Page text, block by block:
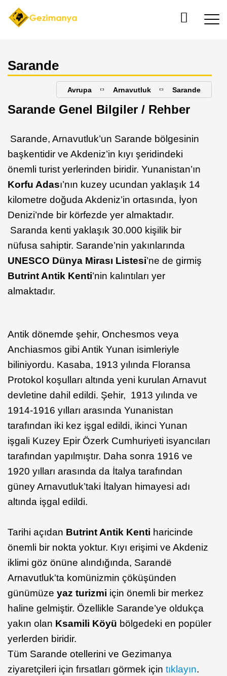
Sarande
Avrupa Arnavutluk Sarande
Sarande Genel Bilgiler / Rehber
Sarande, Arnavutluk’un Sarande bölgesinin
başkentidir ve Akdeniz’in kıyı şeridindeki
önemli turist yerlerinden biridir. Yunanistan’ın
Korfu Adası’nın kuzey ucundan yaklaşık 14
kilometre doğuda Akdeniz’in ortasında, İyon
Denizi’nde bir körfezde yer almaktadır.
Saranda kenti yaklaşık 30.000 kişilik bir
nüfusa sahiptir. Sarande’nin yakınlarında
UNESCO Dünya Mirası Listesi’ne de girmiş
Butrint Antik Kenti’nin kalıntıları yer
almaktadır.
Antik dönemde şehir, Onchesmos veya
Anchiasmos gibi Antik Yunan isimleriyle
biliniyordu. Kasaba, 1913 yılında Floransa
Protokol koşulları altında yeni kurulan Arnavut
devletine dahil edildi. Şehir, 1913 yılında ve
1914-1916 yılları arasında Yunanistan
tarafından iki kez işgal edildi, ikinci Yunan
işgali Kuzey Epir Özerk Cumhuriyeti isyancıları
tarafından yapılmıştır. Daha sonra 1916 ve
1920 yılları arasında da İtalya tarafından
güney Arnavutluk’taki İtalyan himayesi adı
altında işgal edildi.
Tarihi açıdan Butrint Antik Kenti haricinde
önemli bir nokta yoktur. Kıyı erişimi ve Akdeniz
iklimi göz önüne alındığında, Sarandë
Arnavutluk'ta komünizmin çöküşünden
günümüze yaz turizmi için önemli bir merkez
haline gelmiştir. Özellikle Sarande’ye oldukça
yakın olan Ksamili Köyü bölgedeki en popüler
yerlerden biridir.
Tüm Sarande otellerini ve Gezimanya
ziyaretçileri için fırsatları görmek için tıklayın.